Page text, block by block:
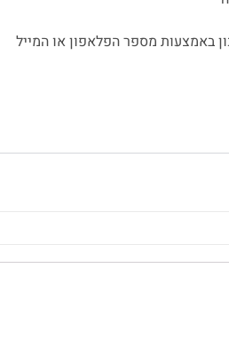
באמצעות מספר הפלאפון או המייל